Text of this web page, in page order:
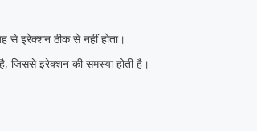
से इरेक्शन ठीक से नहीं होता।
जिससे इरेक्शन की समस्या होती है।